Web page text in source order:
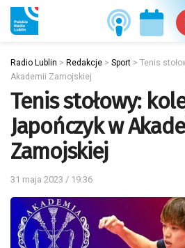
Radio Lublin > Redakcje > Sport > Tenis
Akademii Zamojskiej
Tenis stołowy:
Japończyk w
Zamojskiej
31 maja 2023 / 19:36